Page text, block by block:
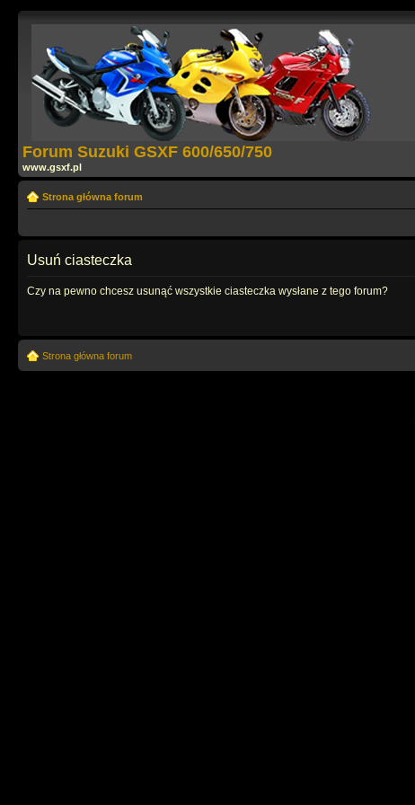
Forum Suzuki GSXF 600/650/750
www.gsxf.pl
Strona główna forum
Usuń ciasteczka
Czy na pewno chcesz usunąć wszystkie ciasteczka wysłane z tego forum?
Strona główna forum